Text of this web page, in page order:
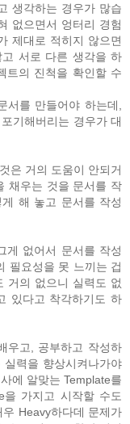
생각하는 경우가 많습
없으면서 엉터리 경험
제대로 적히지 않으면
서로 다른 생각을 하
트의 진척을 확인할 수
를 만들어야 하는데,
기해버리는 경우가 대
은 거의 도움이 안되거
채우는 것을 문서를 작
해 놓고 문서를 작성
게 없어서 문서를 작성
필요성을 못 느끼는 겁
거의 없으니 실력도 없
있다고 착각하기도 하
우고, 공부하고 작성하
력을 향상시켜나가야
에 알맞는 Template를
을 가지고 시작할 수도
Heavy하다데 문제가